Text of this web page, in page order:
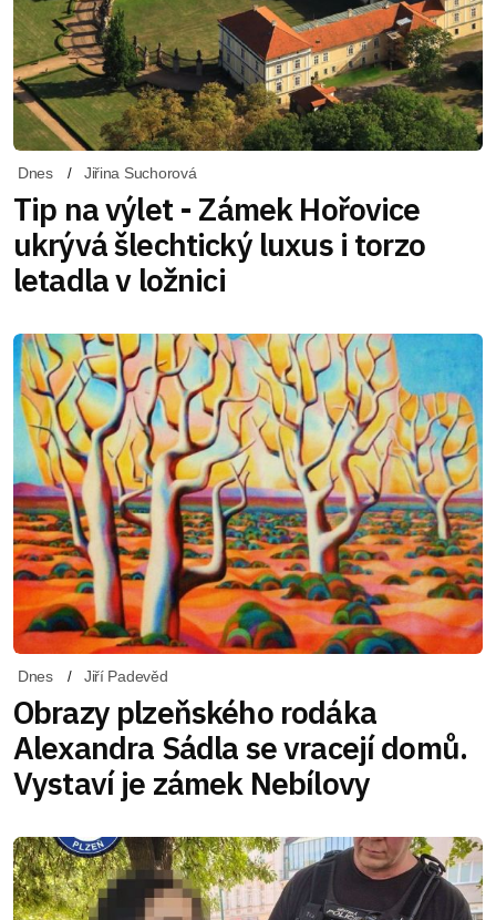
Dnes Jiřina Suchorová
Tip na výlet - Zámek Hořovice
ukrývá šlechtický luxus i torzo
letadla v ložnici
Dnes Jiří Padevěd
Obrazy plzeňského rodáka
Alexandra Sádla se vracejí domů.
Vystaví je zámek Nebílovy